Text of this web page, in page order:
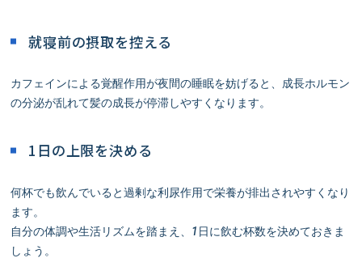
就寝前の摂取を控える
カフェインによる覚醒作用が夜間の睡眠を妨げると、成長ホルモン
の分泌が乱れて髪の成長が停滞しやすくなります。
1日の上限を決める
何杯でも飲んでいると過剰な利尿作用で栄養が排出されやすくなり
ます。
自分の体調や生活リズムを踏まえ、1日に飲む杯数を決めておきま
しょう。